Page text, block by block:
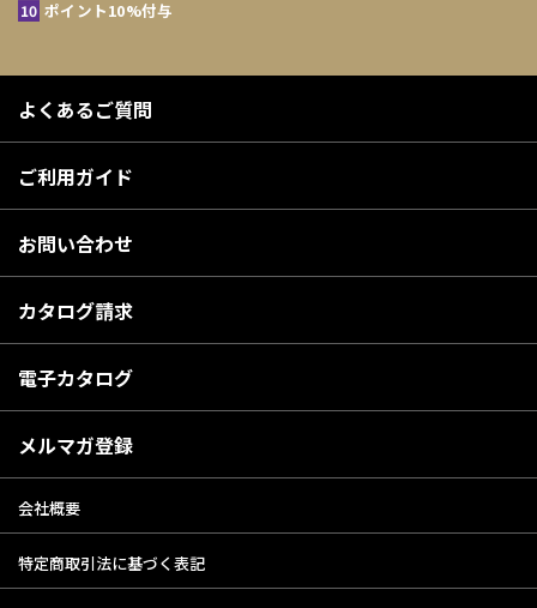
ポイント10%付与
よくあるご質問
ご利用ガイド
お問い合わせ
カタログ請求
電子カタログ
メルマガ登録
会社概要
特定商取引法に基づく表記